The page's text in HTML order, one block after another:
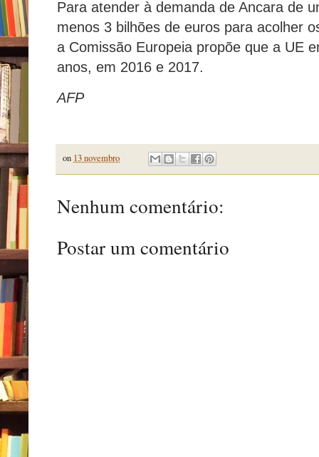
Para atender à demanda de Ancara de
menos 3 bilhões de euros para acolher
a Comissão Europeia propõe que a UE
anos, em 2016 e 2017.
AFP
on 13 novembro
Nenhum comentário:
Postar um comentário